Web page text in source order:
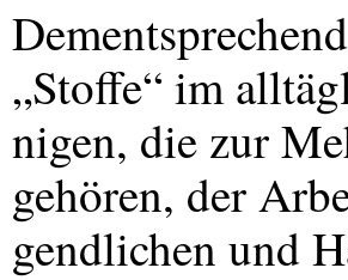
„Stoffe“ im
nigen, die zur
gehören, der
gendlichen und